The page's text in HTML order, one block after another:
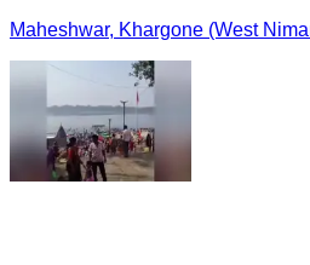
Maheshwar, Khargone (West